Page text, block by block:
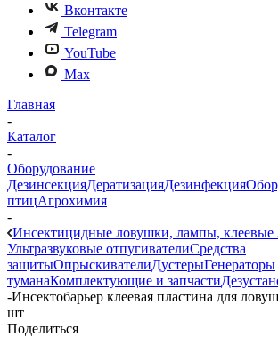
Вконтакте
Telegram
YouTube
Max
Главная
-
Каталог
-
Оборудование
ДезинсекцияДератизацияДезинфекция
птицАгрохимия
-
Инсектицидные ловушки, лампы, клеевые
Ультразвуковые отпугивателиСредства
защитыОпрыскивателиДустерыГенераторы
туманаКомплектующие и запчасти
-Инсектобарьер клеевая пластина для
шт
Поделиться